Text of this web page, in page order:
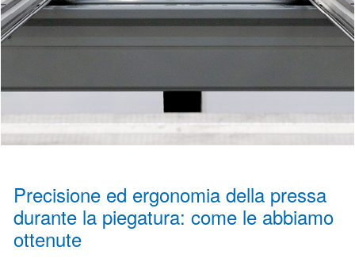
Precisione ed ergonomia della pressa
durante la piegatura: come le abbiamo
ottenute